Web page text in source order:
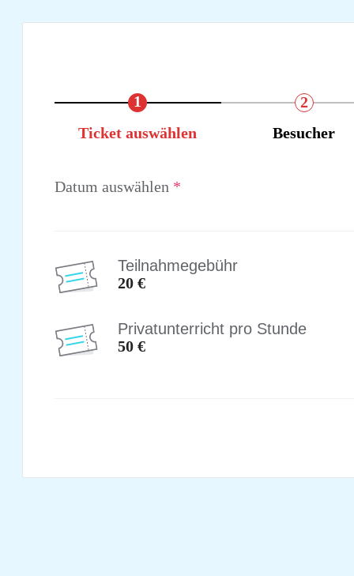
1
Ticket auswählen
2
Besucher
Datum auswählen *
Teilnahmegebühr
20
Privatunterricht pro Stunde
50